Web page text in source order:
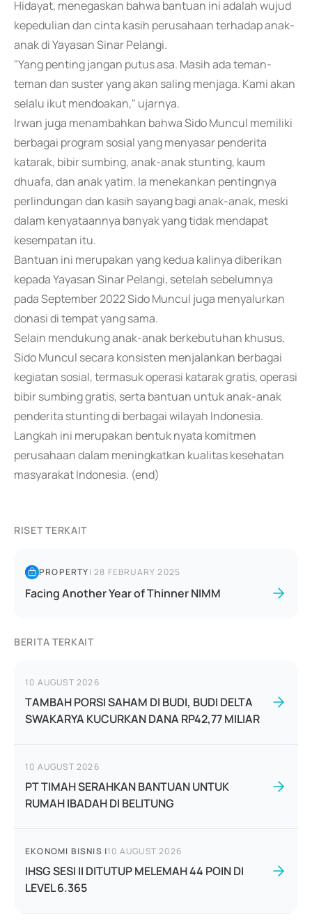
Hidayat, menegaskan bahwa bantuan ini adalah wujud
kepedulian dan cinta kasih perusahaan terhadap anak-
anak di Yayasan Sinar Pelangi.
"Yang penting jangan putus asa. Masih ada teman-
teman dan suster yang akan saling menjaga. Kami akan
selalu ikut mendoakan," ujarnya.
Irwan juga menambahkan bahwa Sido Muncul memiliki
berbagai program sosial yang menyasar penderita
katarak, bibir sumbing, anak-anak stunting, kaum
dhuafa, dan anak yatim. Ia menekankan pentingnya
perlindungan dan kasih sayang bagi anak-anak, meski
dalam kenyataannya banyak yang tidak mendapat
kesempatan itu.
Bantuan ini merupakan yang kedua kalinya diberikan
kepada Yayasan Sinar Pelangi, setelah sebelumnya
pada September 2022 Sido Muncul juga menyalurkan
donasi di tempat yang sama.
Selain mendukung anak-anak berkebutuhan khusus,
Sido Muncul secara konsisten menjalankan berbagai
kegiatan sosial, termasuk operasi katarak gratis, operasi
bibir sumbing gratis, serta bantuan untuk anak-anak
penderita stunting di berbagai wilayah Indonesia.
Langkah ini merupakan bentuk nyata komitmen
perusahaan dalam meningkatkan kualitas kesehatan
masyarakat Indonesia. (end)
RISET TERKAIT
PROPERTY|28 FEBRUARY 2025
Facing Another Year of Thinner NIMM
BERITA TERKAIT
10 AUGUST 2026
TAMBAH PORSI SAHAM DI BUDI, BUDI DELTA
SWAKARYA KUCURKAN DANA RP42,77 MILIAR
10 AUGUST 2026
PT TIMAH SERAHKAN BANTUAN UNTUK
RUMAH IBADAH DI BELITUNG
EKONOMI BISNIS |10 AUGUST 2026
IHSG SESI II DITUTUP MELEMAH 44 POIN DI
LEVEL 6.365